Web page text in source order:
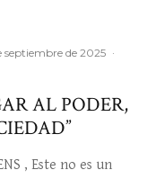
septiembre de 2025 ·
AL PODER,
, Este no es un